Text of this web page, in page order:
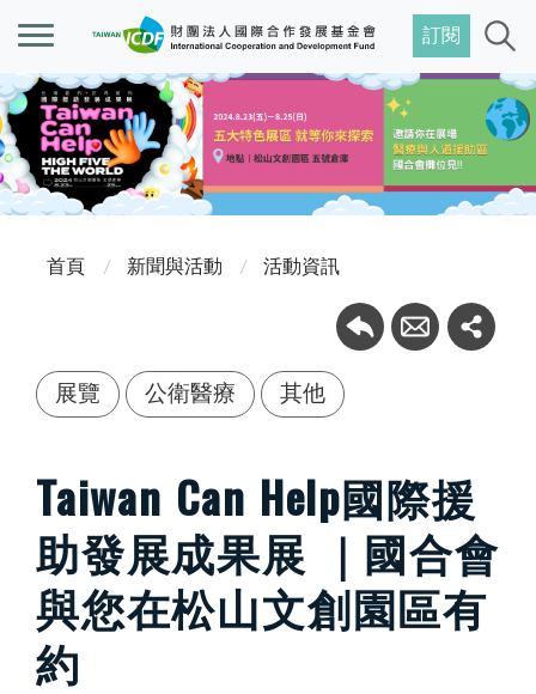
訂閱
首頁 新聞與活動 活動資訊
展覽 公衛醫療 其他
Taiwan Can Help國際援
助發展成果展 ｜國合會
與您在松山文創園區有
約